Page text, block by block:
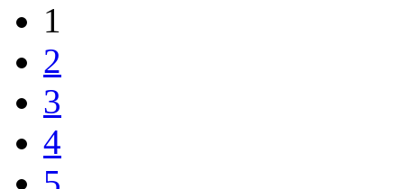
1
2
3
4